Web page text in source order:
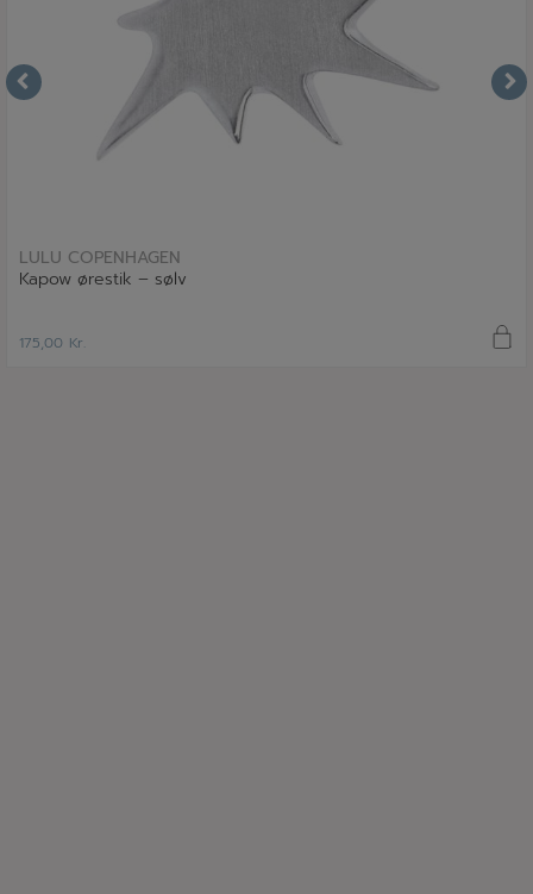
LULU COPENHAGEN
Kapow ørestik – sølv
175,00 Kr.